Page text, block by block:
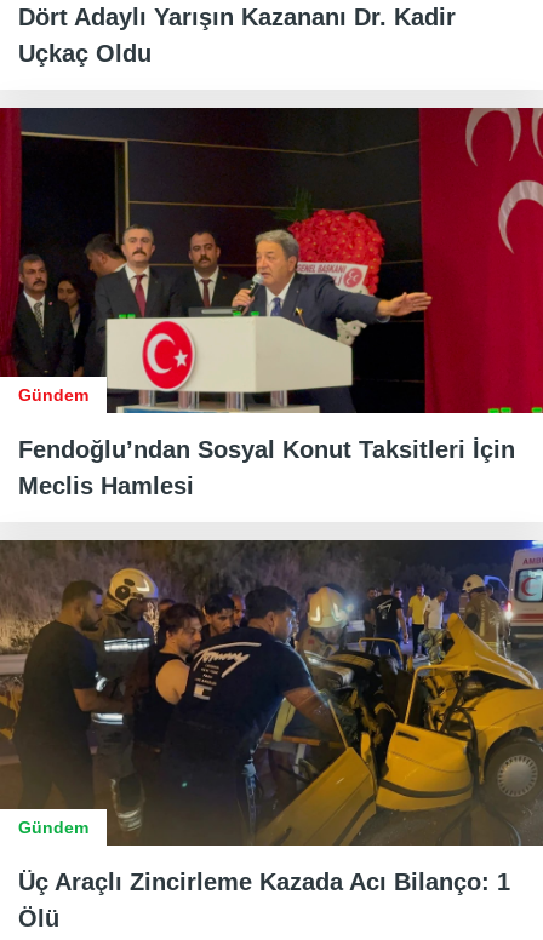
Dört Adaylı Yarışın Kazananı Dr. Kadir
Uçkaç Oldu
Gündem
Fendoğlu’ndan Sosyal Konut Taksitleri İçin
Meclis Hamlesi
Gündem
Üç Araçlı Zincirleme Kazada Acı Bilanço: 1
Ölü